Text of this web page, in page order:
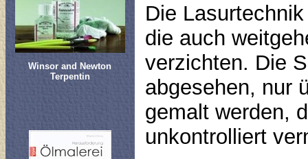
Winsor and Newton
Terpentin
Die
die auch
verzichten. Die
abgesehen, nur
gemalt werden,
unkontrolliert